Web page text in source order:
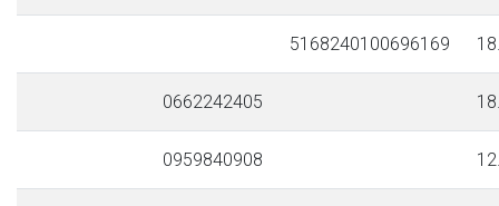
5168240100696169
0662242405
0959840908